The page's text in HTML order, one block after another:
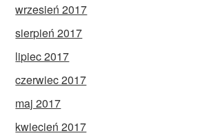
wrzesień 2017
sierpień 2017
lipiec 2017
czerwiec 2017
maj 2017
kwiecień 2017